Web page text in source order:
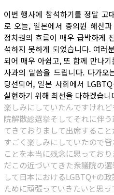
이번 행사에 참석하기를 정말 고
로 오늘, 일본에서 중의원 해산
정치권의 흐름이 매우 급박하게
석하지 못하게 되었습니다. 여러
되어 매우 아쉽고, 또 함께 만나
사과의 말씀을 드립니다. 다가
당선되어, 일본 사회에서
실현하기 위해 최선을 다하겠습니
楽しみにしていたんですけれ
院解散総選挙そしてそれに伴
てきておりまして出席するこ
すごく楽しみにしていたので
ことを本当に残念に思ってお
だこの近づいてきた衆議院の
して日本におけるLGBTQ+の
ために頑張っていきたいと思っ